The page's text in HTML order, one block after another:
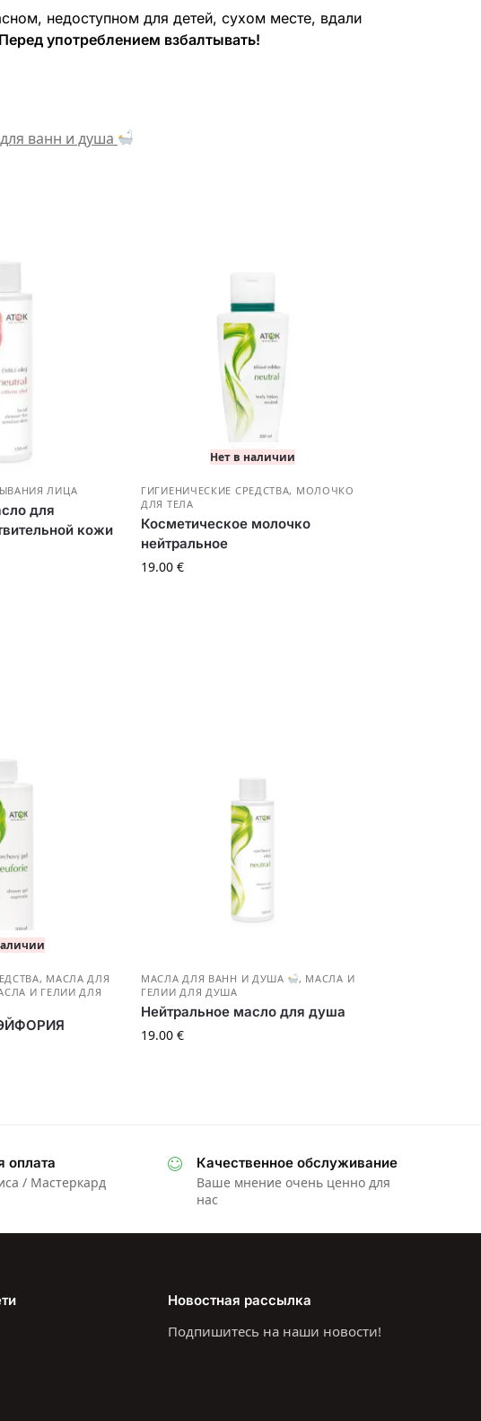
недоступном для детей, сухом месте, вдали
Перед употреблением взбалтывать!
ванн и душа
ЛИЦА
для
кожи
Нет в наличии
ГИГИЕНИЧЕСКИЕ СРЕДСТВА, МОЛОЧКО
ДЛЯ ТЕЛА
Косметическое молочко
нейтральное
19.00€
, МАСЛА ДЛЯ
И ГЕЛИИ ДЛЯ
МАСЛА ДЛЯ ВАНН И ДУША , МАСЛА И
ГЕЛИИ ДЛЯ ДУША
Нейтральное масло для душа
19.00€
оплата
/ Мастеркард
Качественное обслуживание
Ваше мнение очень ценно для
нас
Новостная рассылка
Подпишитесь на наши новости!